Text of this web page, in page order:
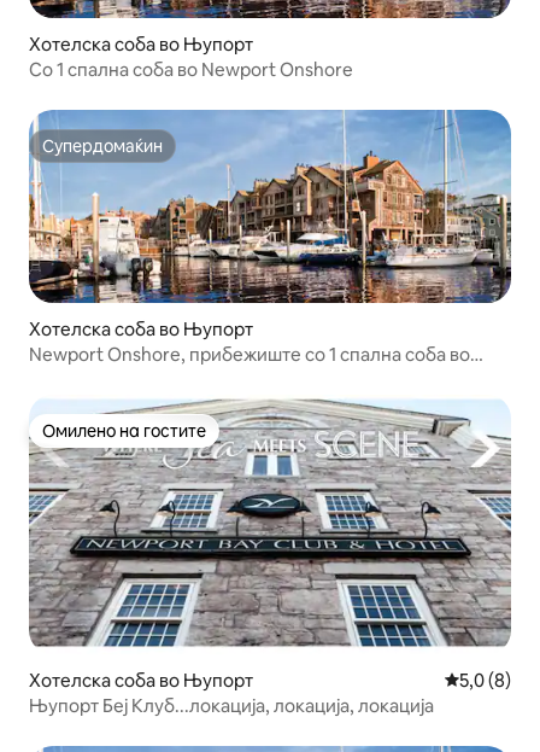
Хотелска соба во Њупорт
Со 1 спална соба во Newport Onshore
Супердомаќин
Супердомаќин
Хотелска соба во Њупорт
Newport Onshore, прибежиште со 1 спална соба во
Омилено на гостите
Омилено на гостите
Хотелска соба во Њупорт Просечна
5,0 (8)
Њупорт Беј Клуб...локација, локација, локација